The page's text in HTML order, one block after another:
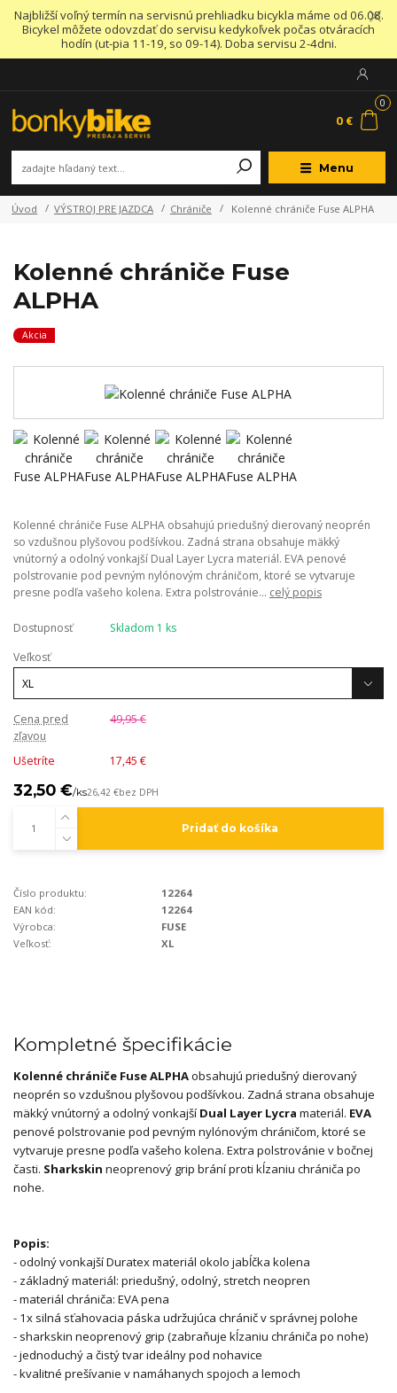
Najbližší voľný termín na servisnú prehliadku bicykla máme od 06.08.
Bicykel môžete odovzdať do servisu kedykoľvek počas otváracích
hodín (ut-pia 11-19, so 09-14). Doba servisu 2-4dni.
Menu
0
0 €
Úvod VÝSTROJ PRE JAZDCA Chrániče Kolenné chrániče Fuse ALPHA
Kolenné chrániče Fuse
ALPHA
Akcia
Kolenné chrániče Fuse ALPHA obsahujú priedušný dierovaný neoprén
so vzdušnou plyšovou podšívkou. Zadná strana obsahuje mäkký
vnútorný a odolný vonkajší Dual Layer Lycra materiál. EVA penové
polstrovanie pod pevným nylónovým chráničom, ktoré se vytvaruje
presne podľa vašeho kolena. Extra polstrovánie... celý popis
Dostupnosť
Skladom 1 ks
Veľkosť
Cena pred
zľavou
49,95 €
Ušetríte 17,45 €
32,50 €/ks26,42 €bez DPH
Pridať do košíka
Číslo produktu:
12264
EAN kód:
12264
Výrobca:
FUSE
Veľkosť:
XL
Kompletné špecifikácie
Kolenné chrániče Fuse ALPHAobsahujú priedušný dierovaný
neoprén so vzdušnou plyšovou podšívkou. Zadná strana obsahuje
mäkký vnútorný a odolný vonkajší Dual Layer Lycra materiál. EVA
penové polstrovanie pod pevným nylónovým chráničom, ktoré se
vytvaruje presne podľa vašeho kolena. Extra polstrovánie v bočnej
časti. Sharkskin neoprenový grip brání proti kĺzaniu chrániča po
nohe.
Popis:
- odolný vonkajší Duratex materiál okolo jabĺčka kolena
- základný materiál: priedušný, odolný, stretch neopren
- materiál chrániča: EVA pena
- 1x silná sťahovacia páska udržujúca chránič v správnej polohe
- sharkskin neoprenový grip (zabraňuje kĺzaniu chrániča po nohe)
- jednoduchý a čistý tvar ideálny pod nohavice
- kvalitné prešívanie v namáhanych spojoch a lemoch